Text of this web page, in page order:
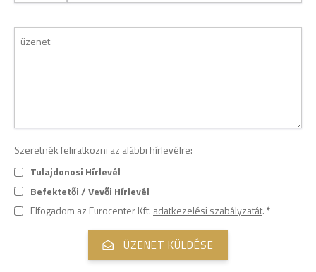
Szeretnék feliratkozni az alábbi hírlevélre:
Tulajdonosi Hírlevél
Befektetői / Vevői Hírlevél
Elfogadom az Eurocenter Kft. adatkezelési szabályzatát.*